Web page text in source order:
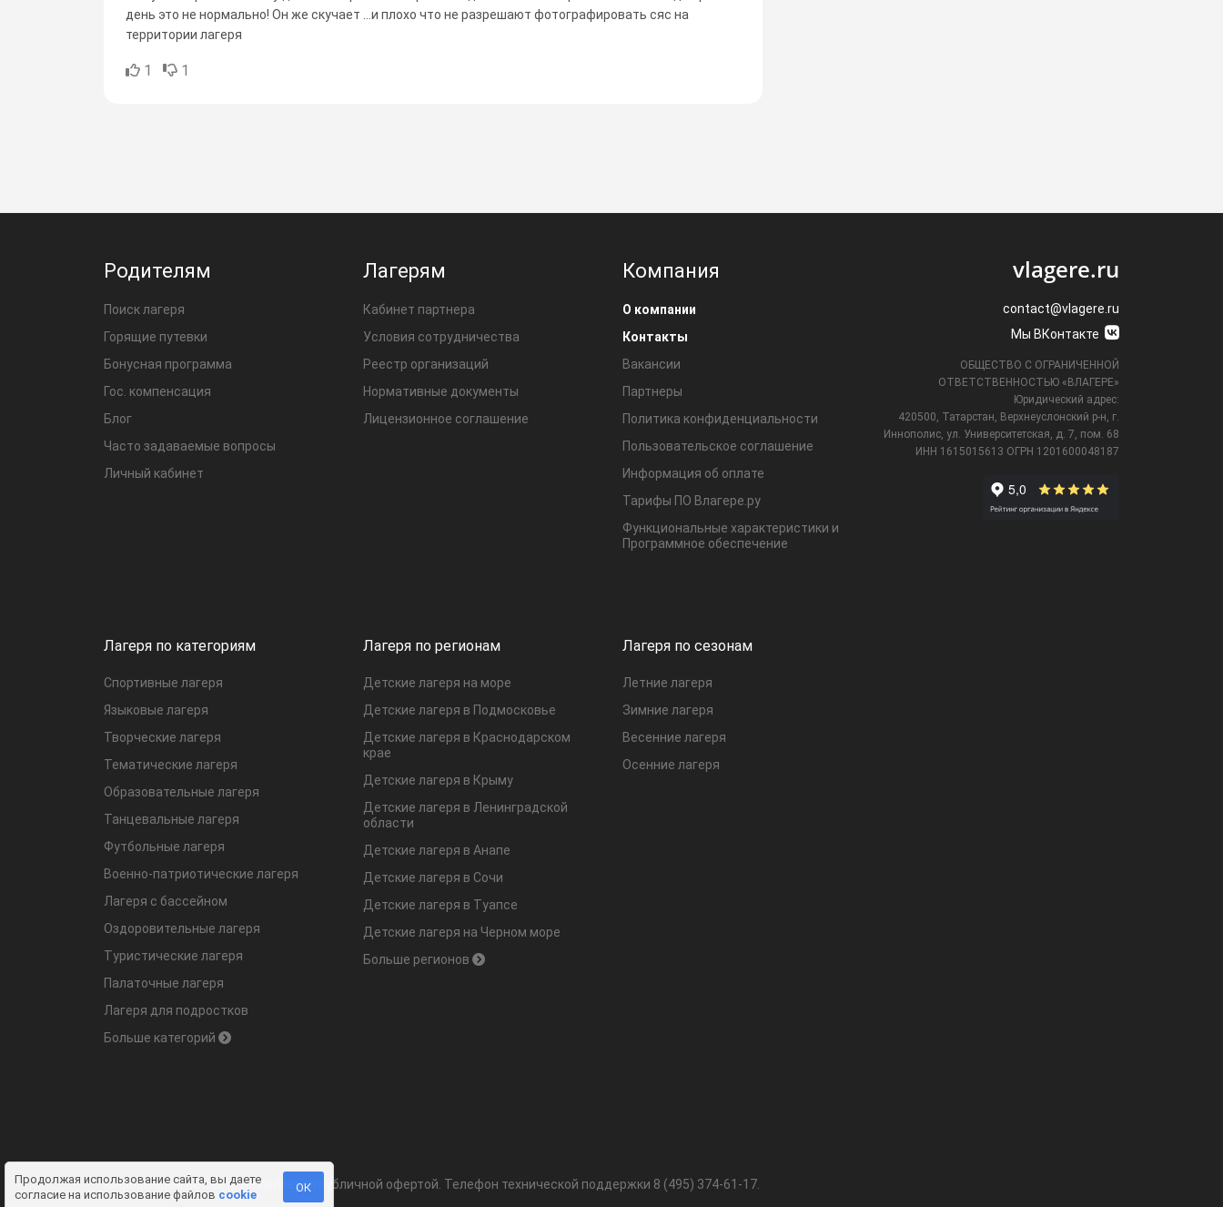
день это не нормально! Он же скучает ...и плохо что не разрешают фотографировать сяс на
территории лагеря
1 1
Продолжая использование сайта, вы даете
согласие на использование файлов cookie
ОК
Родителям
Поиск лагеря
Горящие путевки
Бонусная программа
Гос. компенсация
Блог
Часто задаваемые вопросы
Личный кабинет
Лагерям
Кабинет партнера
Условия сотрудничества
Реестр организаций
Нормативные документы
Лицензионное соглашение
Компания
О компании
Контакты
Вакансии
Партнеры
Политика конфиденциальности
Пользовательское соглашение
Информация об оплате
Тарифы ПО Влагере.ру
Функциональные характеристики и
Программное обеспечение
Лагеря по категориям
Спортивные лагеря
Языковые лагеря
Творческие лагеря
Тематические лагеря
Образовательные лагеря
Танцевальные лагеря
Футбольные лагеря
Военно-патриотические лагеря
Лагеря с бассейном
Оздоровительные лагеря
Туристические лагеря
Палаточные лагеря
Лагеря для подростков
Больше категорий
Лагеря по регионам
Детские лагеря на море
Детские лагеря в Подмосковье
Детские лагеря в Краснодарском
крае
Детские лагеря в Крыму
Детские лагеря в Ленинградской
области
Детские лагеря в Анапе
Детские лагеря в Сочи
Детские лагеря в Туапсе
Детские лагеря на Черном море
Больше регионов
Лагеря по сезонам
Летние лагеря
Зимние лагеря
Весенние лагеря
Осенние лагеря
vlagere.ru
contact@vlagere.ru
Мы ВКонтакте
ОБЩЕСТВО С ОГРАНИЧЕННОЙ
ОТВЕТСТВЕННОСТЬЮ «ВЛАГЕРЕ»
Юридический адрес:
420500, Татарстан, Верхнеуслонский р-н, г.
Иннополис, ул. Университетская,
д. 7, пом. 68
ИНН 1615015613 ОГРН 1201600048187
Информация на сайте не является публичной офертой. Телефон технической поддержки 8 (495) 374-61-17